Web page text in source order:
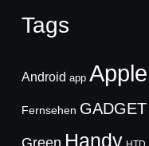
Tags
Android app Apple
Fernsehen GADGET
Green Handy